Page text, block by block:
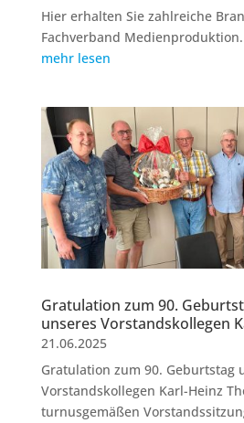
Hier erhalten Sie zahlreiche
Fachverband Medienproduktion.
mehr lesen
Gratulation zum 90.
unseres Vorstandskollegen
21.06.2025
Gratulation zum 90. Geburtstag
Vorstandskollegen Karl-Heinz
turnusgemäßen